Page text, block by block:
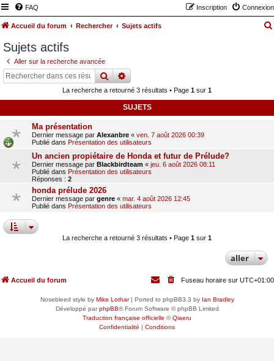
FAQ Connexion
Inscription
Accueil du forum Rechercher Sujets actifs
Sujets actifs
Aller sur la recherche avancée
rechercher
recherche
La recherche a retourné 3 résultats • Page 1 sur 1
SUJETS
Ma présentation
Dernier message par Alexanbre « ven. 7 août 2026 00:39
Publié dans Présentation des utilisateurs
Un ancien propiétaire de Honda et futur de Prélude?
Dernier message par Blackbirdteam « jeu. 6 août 2026 08:11
Publié dans Présentation des utilisateurs
Réponses : 2
honda prélude 2026
Dernier message par genre « mar. 4 août 2026 12:45
Publié dans Présentation des utilisateurs
La recherche a retourné 3 résultats • Page 1 sur 1
aller
Accueil du forum Fuseau horaire sur UTC+01:00
Nosebleed style by Mike Lothar| Ported to phpBB3.3 by Ian Bradley
Développé parphpBB® Forum Software © phpBB Limited
Traduction française officielle ©Qiaeru
Confidentialité | Conditions